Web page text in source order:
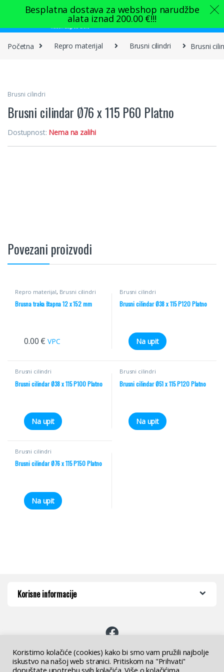
Skip to navigation
Skip to content
Početna Repro materijal Brusni cilindri Brusni
Brusni cilindri
Brusni cilindar Ø76 x 115 P60 Platno
Dostupnost: Nema na zalihi
Povezani proizvodi
Repro materijal, Brusni cilindri
Brusna traka štapna 12 x 152 mm
0.00 € VPC
Brusni cilindri
Brusni cilindar Ø38 x 115 P120 Platno
Na upit
Brusni cilindri
Brusni cilindar Ø38 x 115 P100 Platno
Na upit
Brusni cilindri
Brusni cilindar Ø51 x 115 P120 Platno
Na upit
Brusni cilindri
Brusni cilindar Ø76 x 115 P150 Platno
Na upit
Korisne informacije
Imate pitanja ? Nazovite nas!
Koristimo kolačiće (cookies) kako bi smo vam pružili najbolje
iskustvo na našoj web stranici. Pritiskom na "Prihvati"
dopuštate upotrebu svih kolačića. Više o kolačićima
Besplatna dostava za webshop narudžbe
alata iznad 200.00 €!!!